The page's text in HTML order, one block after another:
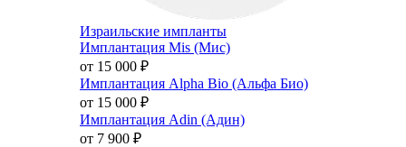
Израильские импланты
Имплантация Mis (Мис)
от 15 000 ₽
Имплантация Alpha Bio (Альфа Био)
от 15 000 ₽
Имплантация Adin (Адин)
от 7 900 ₽